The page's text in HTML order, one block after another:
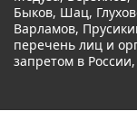
Быков, Шац,
Варламов,
перечень лиц и
запретом в